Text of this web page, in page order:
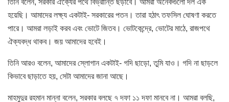
হয়েছি। আমাদের লক্ষ্য একটাই- সরকারের পতন। তারা হঠাৎ তফসিল ঘোষণা করতে
পারে। আমরা লড়াই করব এবং ভোটে জিতব। ভোটকেন্দ্রে, ভোটের মাঠে, রাজপথে
ঐক্যবদ্ধ থাকব। জয় আমাদের হবেই।
তিনি আরও বলেন, আমাদের স্লোগান একটাই- গদি ছাড়ো, তুমি যাও। গদি না ছাড়লে
কিভাবে ছাড়াতে হয়, সেটা আমাদের জানা আছে।
মাহমুদুর রহমান মান্না বলেন, সরকার বলছে ৭ দফা ১১ দফা মানবে না। আমরা বলছি,